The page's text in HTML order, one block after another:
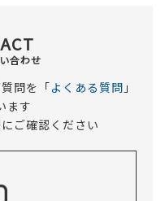
合わせ
問を「よくある質問 」
ます
ご確認ください